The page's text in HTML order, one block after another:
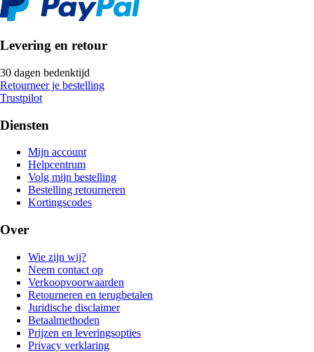
Levering en retour
30 dagen bedenktijd
Retourneer je bestelling
Trustpilot
Diensten
Mijn account
Helpcentrum
Volg mijn bestelling
Bestelling retourneren
Kortingscodes
Over
Wie zijn wij?
Neem contact op
Verkoopvoorwaarden
Retourneren en terugbetalen
Juridische disclaimer
Betaalmethoden
Prijzen en leveringsopties
Privacy verklaring